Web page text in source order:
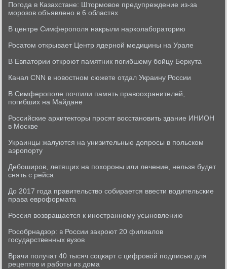
Погода в Казахстане: Штормовое предупреждение из-за
морозов объявлено в 6 областях
В центре Симферополя накрыли нарколабораторию
Росатом открывает Центр ядерной медицины на Урале
В Евпатории откроют памятник погибшему бойцу Беркута
Канал CNN в новостном сюжете отдал Украину России
В Симферополе почтили память правоохранителей,
погибших на Майдане
Российские архитекторы просят восстановить здание ИНИОН
в Москве
Украинцы жалуются на унизительные допросы в польском
аэропорту
Дебоширов, летящих на похороны или лечение, нельзя будет
снять с рейса
До 2017 года правительство собирается ввести водительские
права евроформата
Россия возвращается к иностранному усыновлению
Рособрнадзор: в России закроют 20 филиалов
государственных вузов
Врачи получат 40 тысяч соцкарт с цифровой подписью для
рецептов и работы из дома